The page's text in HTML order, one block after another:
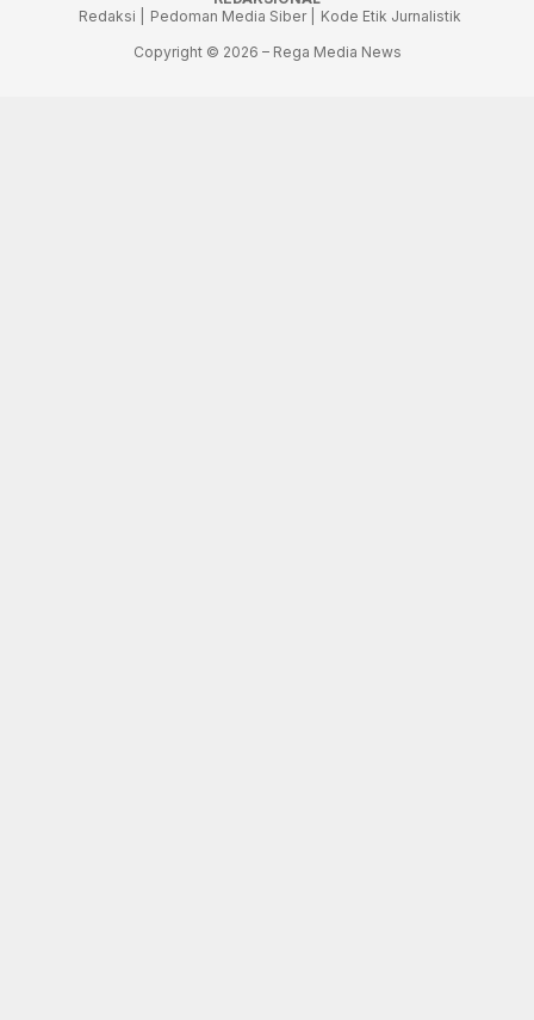
Redaksi |
Pedoman Media Siber |
Kode Etik Jurnalistik
Copyright © 2026 – Rega Media News